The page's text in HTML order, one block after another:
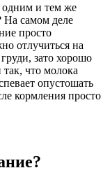
и тем же
На самом деле
просто
отлучиться на
зато хорошо
что молока
опустошать
кормления просто